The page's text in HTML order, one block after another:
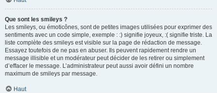
Que sont les smileys ?
Les smileys, ou émoticônes, sont de petites images utilisées pour exprimer des
sentiments avec un code simple, exemple : :) signifie joyeux, :( signifie triste. La
liste complète des smileys est visible sur la page de rédaction de message.
Essayez toutefois de ne pas en abuser. Ils peuvent rapidement rendre un
message illisible et un modérateur peut décider de les retirer ou simplement
d’effacer le message. L’administrateur peut aussi avoir défini un nombre
maximum de smileys par message.
Haut